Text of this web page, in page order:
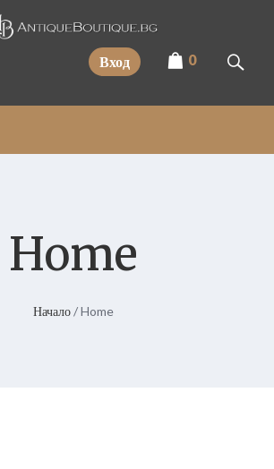
Вход 0
Home
Начало/ Home